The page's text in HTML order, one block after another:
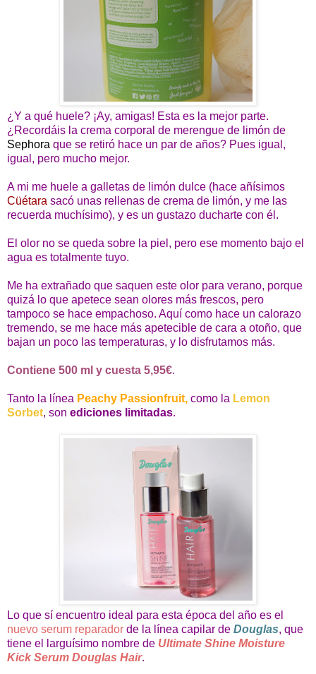
¿Y a qué huele? ¡Ay, amigas! Esta es la mejor parte.
¿Recordáis la crema corporal de merengue de limón de
Sephora que se retiró hace un par de años? Pues igual,
igual, pero mucho mejor.
A mi me huele a galletas de limón dulce (hace añísimos
Cüétara sacó unas rellenas de crema de limón, y me las
recuerda muchísimo), y es un gustazo ducharte con él.
El olor no se queda sobre la piel, pero ese momento bajo el
agua es totalmente tuyo.
Me ha extrañado que saquen este olor para verano, porque
quizá lo que apetece sean olores más frescos, pero
tampoco se hace empachoso. Aquí como hace un calorazo
tremendo, se me hace más apetecible de cara a otoño, que
bajan un poco las temperaturas, y lo disfrutamos más.
Contiene 500 ml y cuesta 5,95€.
Tanto la línea Peachy Passionfruit, como la Lemon
Sorbet, son ediciones limitadas.
Lo que sí encuentro ideal para esta época del año es el
nuevo serum reparador de la línea capilar de Douglas, que
tiene el larguísimo nombre de Ultimate Shine Moisture
Kick Serum Douglas Hair.